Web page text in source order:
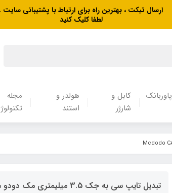
ارسال تیکت ، بهترین راه برای ارتباط با پشتیبانی سایت .
لطفا کلیک کنید
پاوربانک
کابل و
شارژر
هولدر و
استند
مجله
تبدیل تایپ سی به جک 3.5 میلیمتری مک دودو مدل Mcdodo CA-7561